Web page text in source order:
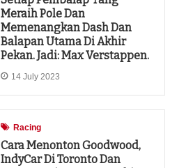
Meraih Pole Dan
Memenangkan Dash Dan
Balapan Utama Di Akhir
Pekan. Jadi: Max Verstappen.
14 July 2023
Racing
Cara Menonton Goodwood,
IndyCar Di Toronto Dan